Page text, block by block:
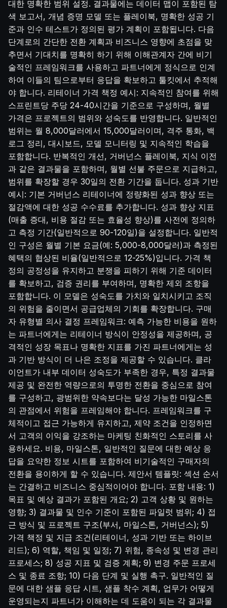
대한 명확한 범위 설정. 결과물에는 데이터 맵이 포함된 탐
색 보고서, 개념 증명 모델 또는 플레이북, 명확한 성공 기
준과 인수 테스트가 정의된 평가 계획이 포함됩니다. 다음
단계로의 간단한 전환 계획과 비즈니스 영향에 초점을 맞
추면서 기대치를 명확히 하기 위해 이해관계자 간에 비기
술적인 프레임워크를 사용하고 파트너에게 정식으로 인계
하여 이들의 팀으로부터 응답을 확보하고 툴킷에서 추적해
야 합니다. 리테이너 가격 책정 예시: 지속적인 참여를 위해
스프린트당 주당 24-40시간을 기준으로 구성하며, 월별
가격은 프로젝트의 범위와 성숙도를 반영합니다. 일반적인
범위는 월 8,000달러에서 15,000달러이며, 격주 통화, 백
로그 정리, 대시보드, 모델 모니터링 및 지속적인 학습을
포함합니다. 반복적인 개선, 거버넌스 플레이북, 지식 이전
과 같은 결과물을 포함하며, 월별 선불 주문으로 지급하고,
범위를 확장할 경우 30일의 전환 기간을 둡니다. 성과 기반
예시: 기본 거버넌스 리테이너에 정량화된 성과 향상 또는
절감액에 대한 성공 수수료를 추가합니다. 성과 향상 지표
(매출 증대, 비용 절감 또는 효율성 향상)를 사전에 정의하
고 측정 기간(일반적으로 90-120일)을 설정합니다. 일반적
인 구성은 월별 기본 요금(예: 5,000-8,000달러)과 측정된
혜택의 협상된 비율(일반적으로 12-25%)입니다. 가격 책
정의 공정성을 유지하고 분쟁을 피하기 위해 기준 데이터
를 확보하고, 검증 권리를 부여하며, 명확한 제외 조항을
포함합니다. 이 모델은 성숙도를 가치와 일치시키고 조직
의 위험을 줄이면서 공급업체의 기회를 확장합니다. 구매
자 유형별 의사 결정 프레임워크: 예측 가능한 비용을 원하
는 파트너에게는 리테이너 방식이 안정성을 제공하며, 공
격적인 성장 목표나 명확한 지표를 가진 파트너에게는 성
과 기반 방식이 더 나은 조정을 제공할 수 있습니다. 클라
이언트가 내부 데이터 성숙도가 부족한 경우, 특정 결과물
제공 및 완전한 역량으로의 투명한 전환을 중심으로 참여
를 구성하고, 광범위한 약속보다는 달성 가능한 마일스톤
의 관점에서 위험을 프레임해야 합니다. 프레임워크를 구
체적이고 접근 가능하게 유지하고, 제약 조건을 인정하면
서 고객의 이익을 강조하는 마케팅 친화적인 스토리를 사
용하세요. 비용, 마일스톤, 일반적인 질문에 대한 예상 응
답을 요약한 정보 시트를 포함하여 비기술적인 구매자의
전환을 용이하게 할 수 있습니다. 제안서 템플릿: 섹션 순서
는 간결하고 비즈니스 중심적이어야 합니다. 포함 내용: 1)
목표 및 예상 결과가 포함된 개요; 2) 고객 상황 및 원하는
영향; 3) 결과물 및 인수 기준이 포함된 파일럿 범위; 4) 접
근 방식 및 프로젝트 구조(부서, 마일스톤, 거버넌스); 5)
가격 책정 및 지급 조건(리테이너, 성과 기반 또는 하이브
리드); 6) 역할, 책임 및 일정; 7) 위험, 종속성 및 변경 관리
프로세스; 8) 성공 지표 및 검증 계획; 9) 변경 주문 프로세
스 및 종료 조항; 10) 다음 단계 및 실행 촉구. 일반적인 질
문에 대한 샘플 응답 시트, 샘플 착수 계획, 업무가 어떻게
운영되는지 파트너가 이해하는 데 도움이 되는 각 결과물